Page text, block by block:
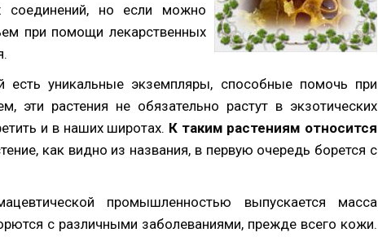
соединений, но если можно
при помощи лекарственных
есть уникальные экземпляры, способные помочь при
эти растения не обязательно растут в экзотических
и в наших широтах. К таким растениям относится
как видно из названия, в первую очередь борется с
промышленностью выпускается масса
с различными заболеваниями, прежде всего кожи.